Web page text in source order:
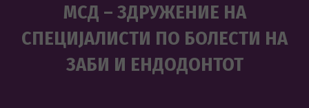
МСД – ЗДРУЖЕНИЕ НА
СПЕЦИЈАЛИСТИ ПО БОЛЕСТИ НА
ЗАБИ И ЕНДОДОНТОТ